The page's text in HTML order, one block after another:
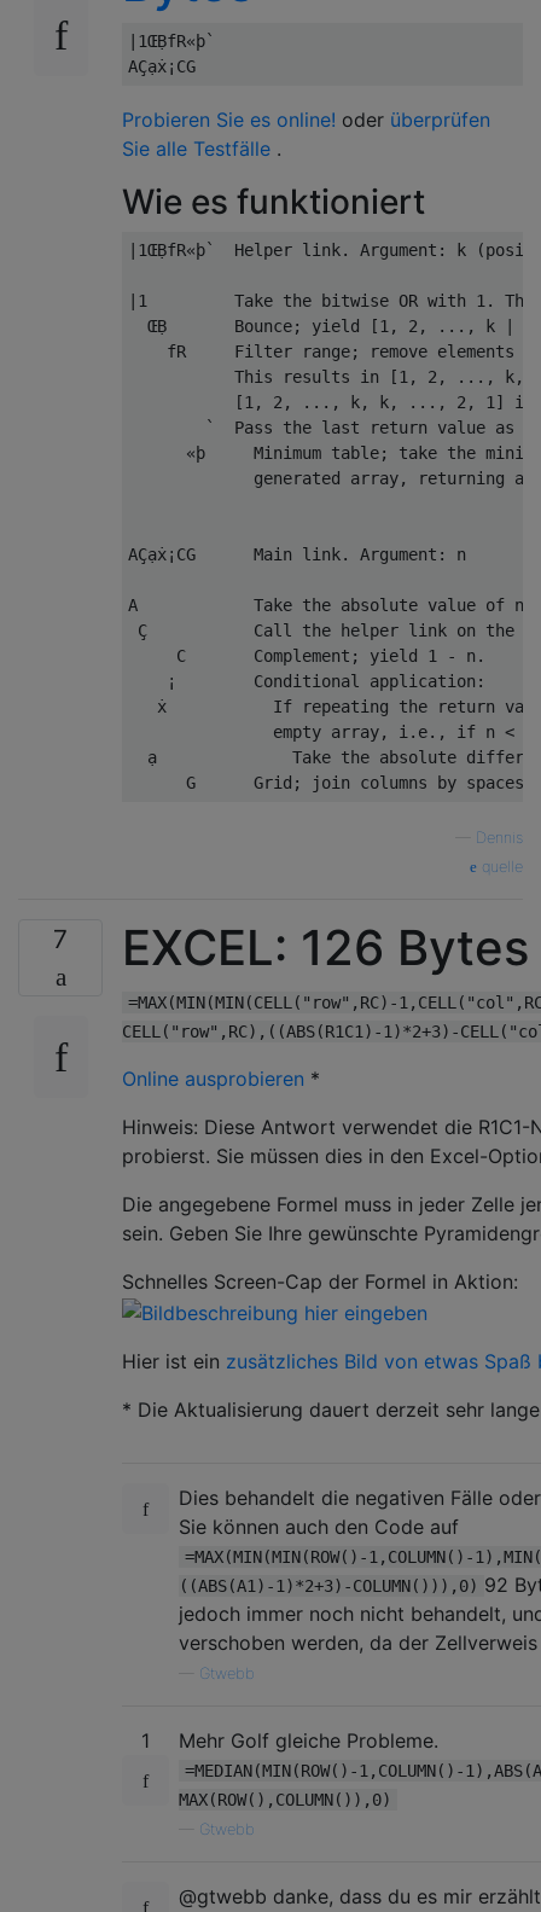
|1ŒḄfR«þ`
Probieren Sie es online! oder überprüfen
Sie alle Testfälle .
Wie es funktioniert
|1ŒḄfR«þ`  Helper link. Argument: k
|1         Take the bitwise OR with 1.
ŒḄ       Bounce; yield [1, 2, ..., k |
fR     Filter range; remove elements
This results in [1, 2, ..., k,
[1, 2, ..., k, k, ..., 2, 1] if
`  Pass the last return value as
«þ     Minimum table; take the
generated array, returning a
AÇạẋ¡CG      Main link. Argument: n
A            Take the absolute value of n.
Ç           Call the helper link on the
     C       Complement; yield 1 - n.
    ¡        Conditional application:
ẋ           If repeating the return
empty array, i.e., if n <
ạ              Take the absolute
Dennis
quelle
7 EXCEL: 126 Bytes
=MAX(MIN(MIN(CELL("row",RC)-
CELL("row",RC),((ABS(R1C1)-1)*2+3)-
Online ausprobieren *
Hinweis: Diese Antwort verwendet die
probierst. Sie müssen dies in den Excel-
Die angegebene Formel muss in jeder Zelle
sein. Geben Sie Ihre gewünschte
Schnelles Screen-Cap der Formel in Aktion:
Hier ist ein zusätzliches Bild von etwas
* Die Aktualisierung dauert derzeit sehr
Dies behandelt die negativen Fälle
Sie können auch den Code auf
=MAX(MIN(MIN(ROW()-1,COLUMN()-
((ABS(A1)-1)*2+3)-COLUMN())),0) 92
jedoch immer noch nicht behandelt,
verschoben werden, da der
Gtwebb
1 Mehr Golf gleiche Probleme.
=MEDIAN(MIN(ROW()-1,COLUMN()-
MAX(ROW(),COLUMN()),0)
Gtwebb
@gtwebb danke, dass du es mir